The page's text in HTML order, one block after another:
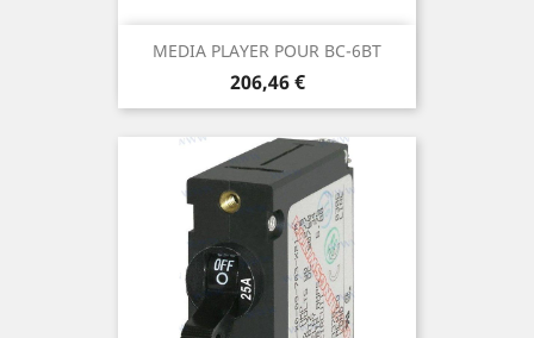
MEDIA PLAYER POUR BC-6BT
Prix
206,46 €